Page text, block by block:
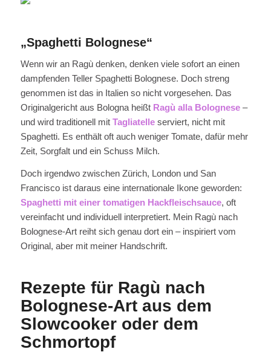
„Spaghetti Bolognese“
Wenn wir an Ragù denken, denken viele sofort an einen
dampfenden Teller Spaghetti Bolognese. Doch streng
genommen ist das in Italien so nicht vorgesehen. Das
Originalgericht aus Bologna heißt Ragù alla Bolognese–
und wird traditionell mit Tagliatelleserviert, nicht mit
Spaghetti. Es enthält oft auch weniger Tomate, dafür mehr
Zeit, Sorgfalt und ein Schuss Milch.
Doch irgendwo zwischen Zürich, London und San
Francisco ist daraus eine internationale Ikone geworden:
Spaghetti mit einer tomatigen Hackfleischsauce, oft
vereinfacht und individuell interpretiert. Mein Ragù nach
Bolognese-Art reiht sich genau dort ein – inspiriert vom
Original, aber mit meiner Handschrift.
Rezepte für Ragù nach
Bolognese-Art aus dem
Slowcooker oder dem
Schmortopf